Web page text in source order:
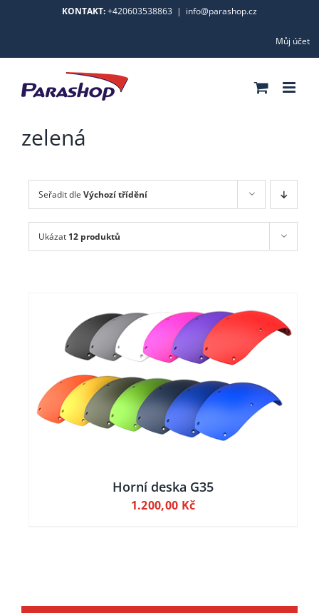
KONTAKT:+420603538863 | info@parashop.cz
Můj účet
zelená
Seřadit dle Výchozí třídění
Ukázat 12 produktů
Horní deska G35
1.200,00 Kč